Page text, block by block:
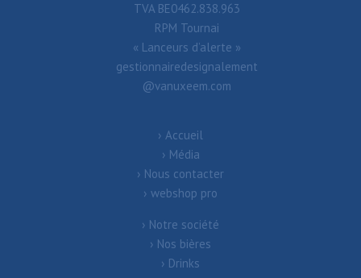
TVA BE0462.838.963
RPM Tournai
« Lanceurs d’alerte »
gestionnairedesignalement
@vanuxeem.com
Accueil
Média
Nous contacter
webshop pro
Notre société
Nos bières
Drinks